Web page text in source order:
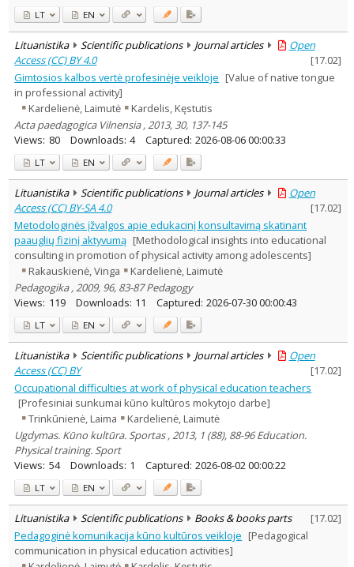
LT EN
Lituanistika Scientific publications Journal articles
Open
Access (CC) BY 4.0
[17.02]
Gimtosios kalbos vertė profesinėje veikloje [Value of native tongue
in professional activity]
Kardelienė, Laimutė
Kardelis, Kęstutis
Acta paedagogica Vilnensia , 2013, 30, 137-145
Views: 80 Downloads: 4 Captured: 2026-08-06 00:00:33
LT EN
Lituanistika Scientific publications Journal articles
Open
Access (CC) BY-SA 4.0
[17.02]
Metodologinės įžvalgos apie edukacinį konsultavimą skatinant
paauglių fizinį aktyvumą [Methodological insights into educational
consulting in promotion of physical activity among adolescents]
Rakauskienė, Vinga
Kardelienė, Laimutė
Pedagogika , 2009, 96, 83-87 Pedagogy
Views: 119 Downloads: 11 Captured: 2026-07-30 00:00:43
LT EN
Lituanistika Scientific publications Journal articles
Open
Access (CC) BY
[17.02]
Occupational difficulties at work of physical education teachers
[Profesiniai sunkumai kūno kultūros mokytojo darbe]
Trinkūnienė, Laima
Kardelienė, Laimutė
Ugdymas. Kūno kultūra. Sportas , 2013, 1 (88), 88-96 Education.
Physical training. Sport
Views: 54 Downloads: 1 Captured: 2026-08-02 00:00:22
LT EN
Lituanistika Scientific publications Books & books parts [17.02]
Pedagoginė komunikacija kūno kultūros veikloje [Pedagogical
communication in physical education activities]